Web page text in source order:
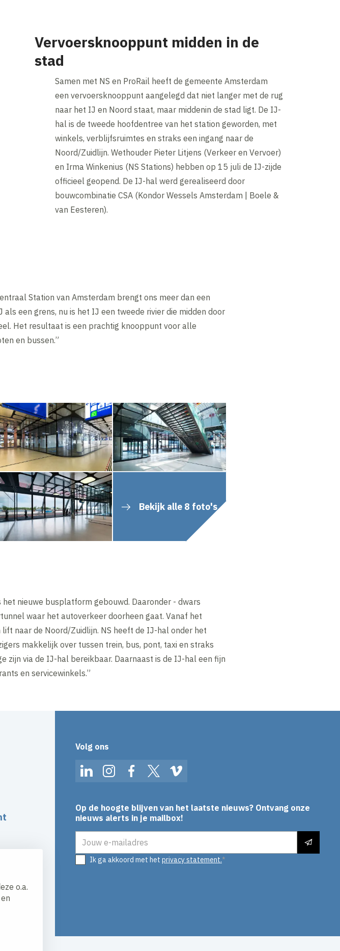
o.a.
Vervoersknooppunt midden in de
stad
Samen met NS en ProRail heeft de gemeente Amsterdam
een vervoersknooppunt aangelegd dat niet langer met de rug
naar het IJ en Noord staat, maar middenin de stad ligt. De IJ-
hal is de tweede hoofdentree van het station geworden, met
winkels, verblijfsruimtes en straks een ingang naar de
Noord/Zuidlijn. Wethouder Pieter Litjens (Verkeer en Vervoer)
en Irma Winkenius (NS Stations) hebben op 15 juli de IJ-zijde
officieel geopend. De IJ-hal werd gerealiseerd door
bouwcombinatie CSA (Kondor Wessels Amsterdam | Boele &
van Eesteren).
Station van Amsterdam brengt ons meer dan een
een grens, nu is het IJ een tweede rivier die midden door
Het resultaat is een prachtig knooppunt voor alle
en bussen.”
Bekijk alle 8 foto's
nieuwe busplatform gebouwd. Daaronder - dwars
waar het autoverkeer doorheen gaat. Vanaf het
naar de Noord/Zuidlijn. NS heeft de IJ-hal onder het
makkelijk over tussen trein, bus, pont, taxi en straks
zijn via de IJ-hal bereikbaar. Daarnaast is de IJ-hal een fijn
en servicewinkels.”
Volg ons
LinkedInInstagramFacebookTwitterVimeo
Op de hoogte blijven van het laatste nieuws? Ontvang onze
nieuws alerts in je mailbox!
Ik ga akkoord met het privacy statement.